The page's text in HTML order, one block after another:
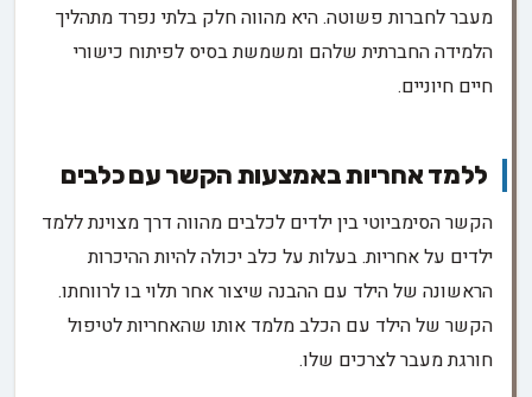
מעבר לחברות פשוטה. היא מהווה חלק בלתי נפרד מתהליך
הלמידה החברתית שלהם ומשמשת בסיס לפיתוח כישורי
חיים חיוניים.
ללמד אחריות באמצעות הקשר עם כלבים
הקשר הסימביוטי בין ילדים לכלבים מהווה דרך מצוינת ללמד
ילדים על אחריות. בעלות על כלב יכולה להיות ההיכרות
הראשונה של הילד עם ההבנה שיצור אחר תלוי בו לרווחתו.
הקשר של הילד עם הכלב מלמד אותו שהאחריות לטיפול
חורגת מעבר לצרכים שלו.